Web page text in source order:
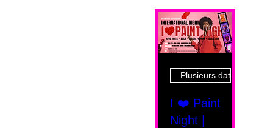
Plusieurs dates
I ❤️ Paint
Night |